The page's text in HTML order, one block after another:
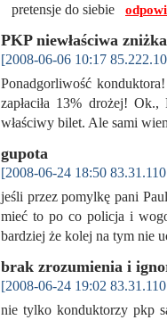
pretensje do siebie
PKP niewłaściwa zniżka
[2008-06-06 10:17
Ponadgorliwość
zapłaciła 13% drożej!
właściwy bilet. Ale sami
gupota
[2008-06-24 18:50
jeśli przez pomylkę pani
mieć to po co policja i
bardziej że kolej na tym nie
brak zrozumienia i
[2008-06-24 19:02
nie tylko konduktorzy pkp